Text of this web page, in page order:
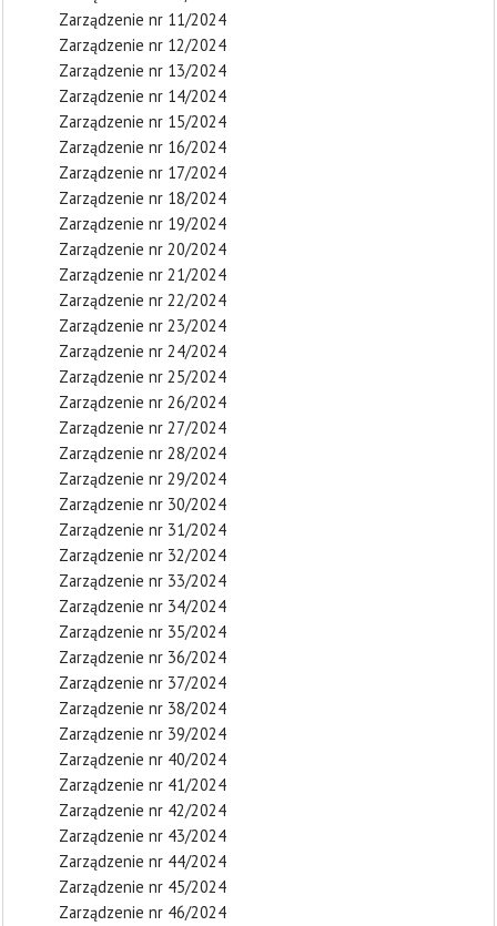
Zarządzenie nr 11/2024
Zarządzenie nr 12/2024
Zarządzenie nr 13/2024
Zarządzenie nr 14/2024
Zarządzenie nr 15/2024
Zarządzenie nr 16/2024
Zarządzenie nr 17/2024
Zarządzenie nr 18/2024
Zarządzenie nr 19/2024
Zarządzenie nr 20/2024
Zarządzenie nr 21/2024
Zarządzenie nr 22/2024
Zarządzenie nr 23/2024
Zarządzenie nr 24/2024
Zarządzenie nr 25/2024
Zarządzenie nr 26/2024
Zarządzenie nr 27/2024
Zarządzenie nr 28/2024
Zarządzenie nr 29/2024
Zarządzenie nr 30/2024
Zarządzenie nr 31/2024
Zarządzenie nr 32/2024
Zarządzenie nr 33/2024
Zarządzenie nr 34/2024
Zarządzenie nr 35/2024
Zarządzenie nr 36/2024
Zarządzenie nr 37/2024
Zarządzenie nr 38/2024
Zarządzenie nr 39/2024
Zarządzenie nr 40/2024
Zarządzenie nr 41/2024
Zarządzenie nr 42/2024
Zarządzenie nr 43/2024
Zarządzenie nr 44/2024
Zarządzenie nr 45/2024
Zarządzenie nr 46/2024